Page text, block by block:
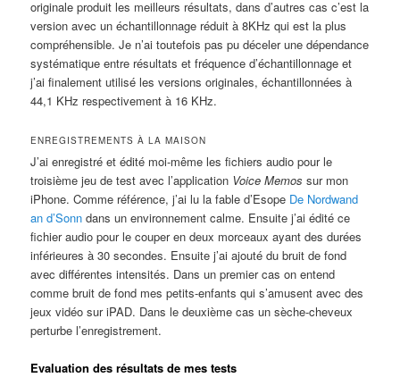
originale produit les meilleurs résultats, dans d’autres cas c’est la
version avec un échantillonnage réduit à 8KHz qui est la plus
compréhensible. Je n’ai toutefois pas pu déceler une dépendance
systématique entre résultats et fréquence d’échantillonnage et
j’ai finalement utilisé les versions originales, échantillonnées à
44,1 KHz respectivement à 16 KHz.
ENREGISTREMENTS À LA MAISON
J’ai enregistré et édité moi-même les fichiers audio pour le
troisième jeu de test avec l’application Voice Memos sur mon
iPhone. Comme référence, j’ai lu la fable d’Esope De Nordwand
an d’Sonn dans un environnement calme. Ensuite j’ai édité ce
fichier audio pour le couper en deux morceaux ayant des durées
inférieures à 30 secondes. Ensuite j’ai ajouté du bruit de fond
avec différentes intensités. Dans un premier cas on entend
comme bruit de fond mes petits-enfants qui s’amusent avec des
jeux vidéo sur iPAD. Dans le deuxième cas un sèche-cheveux
perturbe l’enregistrement.
Evaluation des résultats de mes tests